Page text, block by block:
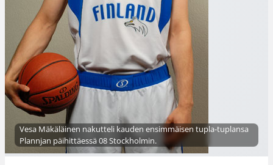
Vesa Mäkäläinen nakutteli kauden ensimmäisen tupla-tuplansa
Plannjan päihittäessä 08 Stockholmin.